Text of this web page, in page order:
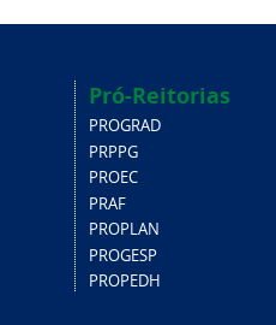
Pró-Reitorias
PROGRAD
PRPPG
PROEC
PRAF
PROPLAN
PROGESP
PROPEDH